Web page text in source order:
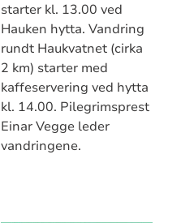
starter kl. 13.00 ved
Hauken hytta. Vandring
rundt Haukvatnet (cirka
2 km) starter med
kaffeservering ved hytta
kl. 14.00. Pilegrimsprest
Einar Vegge leder
vandringene.